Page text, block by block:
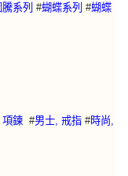
騰系列 #蝴蝶系列 #蝴蝶
項鍊 #男士, 戒指 #時尚,